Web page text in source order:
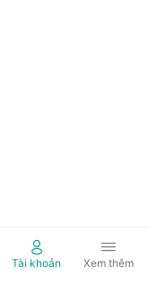
Tài khoản Xem thêm